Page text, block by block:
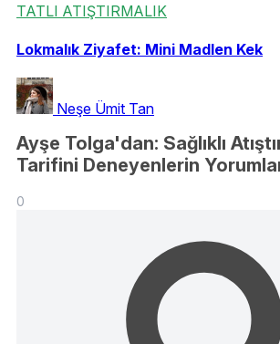
TATLI ATIŞTIRMALIK
Lokmalık Ziyafet: Mini Madlen Kek
Neşe Ümit Tan
Ayşe Tolga'dan: Sağlıklı
Tarifini Deneyenlerin
0